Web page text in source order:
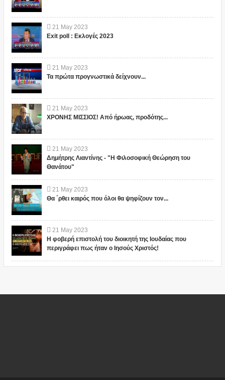
21 May 2023
Exit poll : Εκλογές 2023
21 May 2023
Τα πρώτα προγνωστικά δείχνουν...
21 May 2023
ΧΡΟΝΗΣ ΜΙΣΣΙΟΣ! Από ήρωας, προδότης...
21 May 2023
Δημήτρης Λιαντίνης - "Η Φιλοσοφική Θεώρηση του
Θανάτου"
21 May 2023
Θα ΄ρθει καιρός που όλοι θα ψηφίζουν τον...
21 May 2023
Η φοβερή επιστολή του διοικητή της Ιουδαίας που
περιγράφει πως ήταν ο Ιησούς Χριστός!